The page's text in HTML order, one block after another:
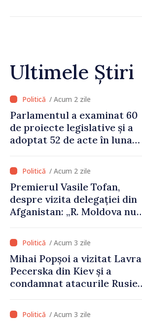
Ultimele Știri
/ Acum 2 zile
Parlamentul a examinat 60
de proiecte legislative și a
adoptat 52 de acte în luna
/ Acum 2 zile
Premierul Vasile Tofan,
despre vizita delegației din
Afganistan: „R. Moldova nu
talibană. Aprobarea acestei
vizite a fost o eroare de
evaluare și de coordonare
instituțională”
/ Acum 3 zile
Mihai Popșoi a vizitat Lavra
Pecerska din Kiev și a
condamnat atacurile Rusiei
cultural al Ucrainei
/ Acum 3 zile